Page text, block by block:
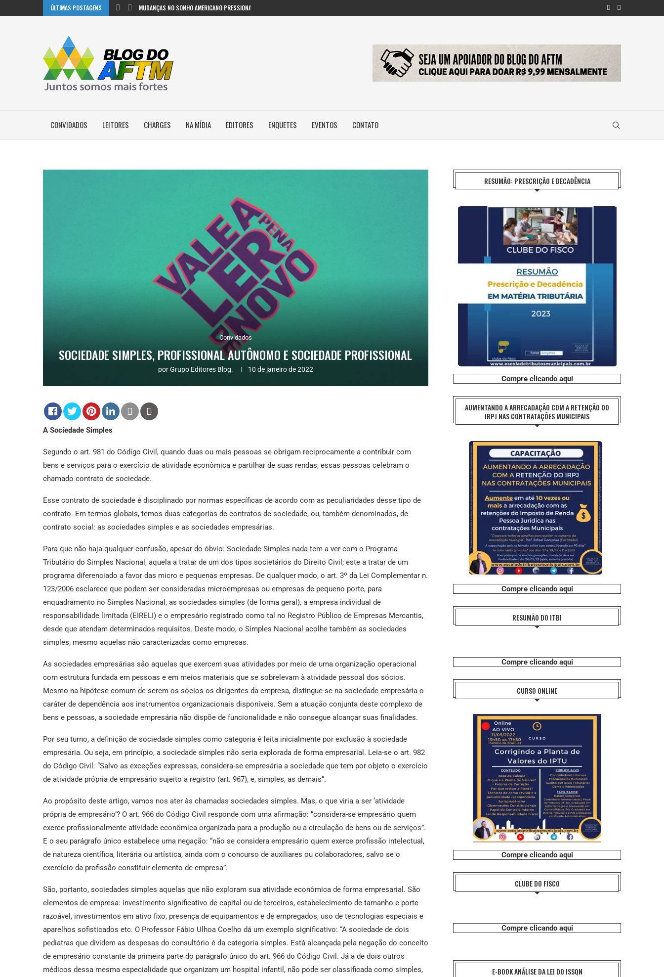
ÚLTIMAS POSTAGENS MUDANÇAS NO SONHO AMERICANO PRESSIONAM GESTORES PÚBLICOS NAS...
CONVIDADOS LEITORES CHARGES NA MÍDIA EDITORES ENQUETES EVENTOS CONTATO
Convidados
SOCIEDADE SIMPLES, PROFISSIONAL AUTÔNOMO E SOCIEDADE PROFISSIONAL
porGrupo Editores Blog. 10 de janeiro de 2022
A Sociedade Simples
Segundo o art. 981 do Código Civil, quando duas ou mais pessoas se obrigam reciprocamente a contribuir com
bens e serviços para o exercício de atividade econômica e partilhar de suas rendas, essas pessoas celebram o
chamado contrato de sociedade.
Esse contrato de sociedade é disciplinado por normas específicas de acordo com as peculiaridades desse tipo de
contrato. Em termos globais, temos duas categorias de contratos de sociedade, ou, também denominados, de
contrato social: as sociedades simples e as sociedades empresárias.
Para que não haja qualquer confusão, apesar do óbvio: Sociedade Simples nada tem a ver com o Programa
Tributário do Simples Nacional, aquela a tratar de um dos tipos societários do Direito Civil; este a tratar de um
programa diferenciado a favor das micro e pequenas empresas. De qualquer modo, o art. 3º da Lei Complementar n.
123/2006 esclarece que podem ser consideradas microempresas ou empresas de pequeno porte, para
enquadramento no Simples Nacional, as sociedades simples (de forma geral), a empresa individual de
responsabilidade limitada (EIRELI) e o empresário registrado como tal no Registro Público de Empresas Mercantis,
desde que atendam determinados requisitos. Deste modo, o Simples Nacional acolhe também as sociedades
simples, mesmo aquelas não caracterizadas como empresas.
As sociedades empresárias são aquelas que exercem suas atividades por meio de uma organização operacional
com estrutura fundada em pessoas e em meios materiais que se sobrelevam à atividade pessoal dos sócios.
Mesmo na hipótese comum de serem os sócios os dirigentes da empresa, distingue-se na sociedade empresária o
caráter de dependência aos instrumentos organizacionais disponíveis. Sem a atuação conjunta deste complexo de
bens e pessoas, a sociedade empresária não dispõe de funcionalidade e não consegue alcançar suas finalidades.
Por seu turno, a definição de sociedade simples como categoria é feita inicialmente por exclusão à sociedade
empresária. Ou seja, em princípio, a sociedade simples não seria explorada de forma empresarial. Leia-se o art. 982
do Código Civil: “Salvo as exceções expressas, considera-se empresária a sociedade que tem por objeto o exercício
de atividade própria de empresário sujeito a registro (art. 967), e, simples, as demais”.
Ao propósito deste artigo, vamos nos ater às chamadas sociedades simples. Mas, o que viria a ser ‘atividade
própria de empresário’? O art. 966 do Código Civil responde com uma afirmação: “considera-se empresário quem
exerce profissionalmente atividade econômica organizada para a produção ou a circulação de bens ou de serviços”.
E o seu parágrafo único estabelece uma negação: “não se considera empresário quem exerce profissão intelectual,
de natureza científica, literária ou artística, ainda com o concurso de auxiliares ou colaboradores, salvo se o
exercício da profissão constituir elemento de empresa”.
São, portanto, sociedades simples aquelas que não exploram sua atividade econômica de forma empresarial. São
elementos de empresa: investimento significativo de capital ou de terceiros, estabelecimento de tamanho e porte
razoável, investimentos em ativo fixo, presença de equipamentos e de empregados, uso de tecnologias especiais e
aparelhos sofisticados etc. O Professor Fábio Ulhoa Coelho dá um exemplo significativo: “A sociedade de dois
pediatras que dividem as despesas do consultório é da categoria simples. Está alcançada pela negação do conceito
de empresário constante da primeira parte do parágrafo único do art. 966 do Código Civil. Já a de dois outros
médicos dessa mesma especialidade que organizam um hospital infantil, não pode ser classificada como simples,
RESUMÃO: PRESCRIÇÃO E DECADÊNCIA
Compre clicando aqui
AUMENTANDO A ARRECADAÇÃO COM A RETENÇÃO DO
IRPJ NAS CONTRATAÇÕES MUNICIPAIS
Compre clicando aqui
RESUMÃO DO ITBI
Compre clicando aqui
CURSO ONLINE
Compre clicando aqui
CLUBE DO FISCO
Compre clicando aqui
E-BOOK ANÁLISE DA LEI DO ISSQN